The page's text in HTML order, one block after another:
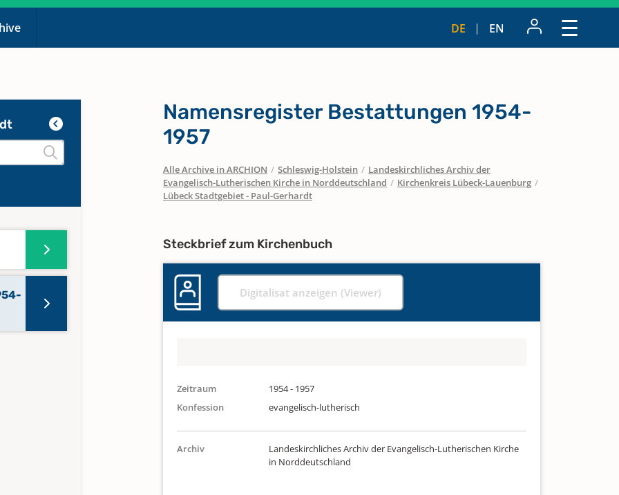
DE EN
Namensregister Bestattungen 1954-
1957
Alle Archive in ARCHION / Schleswig-Holstein / Landeskirchliches Archiv der
Evangelisch-Lutherischen Kirche in Norddeutschland / Kirchenkreis Lübeck-Lauenburg /
Lübeck Stadtgebiet - Paul-Gerhardt
Steckbrief zum Kirchenbuch
Digitalisat anzeigen (Viewer)
Zeitraum
1954 - 1957
Konfession
evangelisch-lutherisch
Archiv
Landeskirchliches Archiv der Evangelisch-Lutherischen Kirche
in Norddeutschland